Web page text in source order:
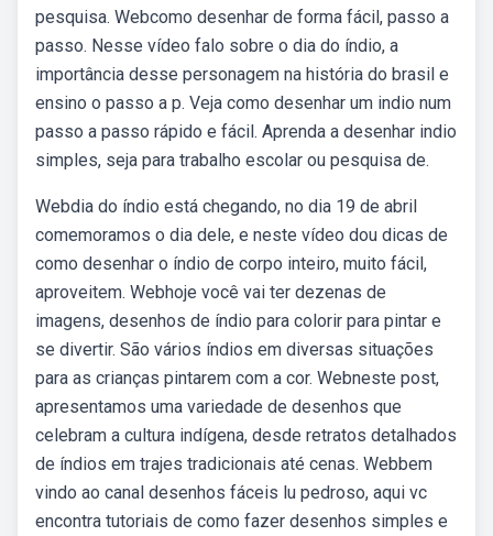
pesquisa. Webcomo desenhar de forma fácil, passo a
passo. Nesse vídeo falo sobre o dia do índio, a
importância desse personagem na história do brasil e
ensino o passo a p. Veja como desenhar um indio num
passo a passo rápido e fácil. Aprenda a desenhar indio
simples, seja para trabalho escolar ou pesquisa de.
Webdia do índio está chegando, no dia 19 de abril
comemoramos o dia dele, e neste vídeo dou dicas de
como desenhar o índio de corpo inteiro, muito fácil,
aproveitem. Webhoje você vai ter dezenas de
imagens, desenhos de índio para colorir para pintar e
se divertir. São vários índios em diversas situações
para as crianças pintarem com a cor. Webneste post,
apresentamos uma variedade de desenhos que
celebram a cultura indígena, desde retratos detalhados
de índios em trajes tradicionais até cenas. Webbem
vindo ao canal desenhos fáceis lu pedroso, aqui vc
encontra tutoriais de como fazer desenhos simples e